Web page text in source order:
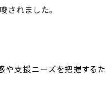
されました。
や支援ニーズを把握する